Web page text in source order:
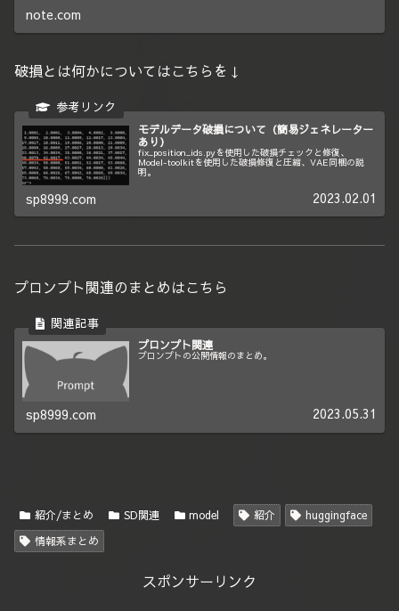
note.com
破損とは何かについてはこちらを↓
モデルデータ破損について（簡易ジェネレーター
あり）
fix_position_ids.pyを使用した破損チェックと修復、
Model-toolkitを使用した破損修復と圧縮、VAE同梱の説
明。
sp8999.com 2023.02.01
プロンプト関連のまとめはこちら
プロンプト関連
プロンプトの公開情報のまとめ。
sp8999.com 2023.05.31
紹介/まとめ SD関連 model 紹介
huggingface
情報系まとめ
スポンサーリンク